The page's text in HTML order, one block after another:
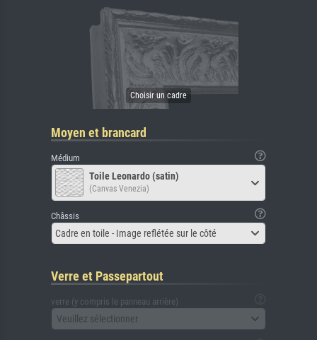
Moyen et brancard
Médium
Toile Leonardo (satin)
(Canvas Venezia)
Châssis
Cadre en toile - Image reflétée sur le côté
Verre et Passepartout
verre (y compris le panneau arrière)
Veuillez sélectionner